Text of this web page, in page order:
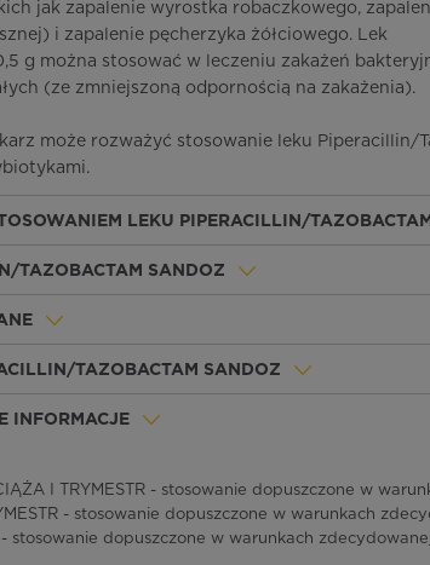
jak zapalenie wyrostka robaczkowego,
i zapalenie pęcherzyka żółciowego. Lek
g można stosować w leczeniu zakażeń
(ze zmniejszoną odpornością na zakażenia).
może rozważyć stosowanie leku Piperacillin/
LEKU PIPERACILLIN/
TAZOBACTAM SANDOZ
TAZOBACTAM SANDOZ
INFORMACJE
I TRYMESTR - stosowanie dopuszczone w
- stosowanie dopuszczone w warunkach
stosowanie dopuszczone w warunkach